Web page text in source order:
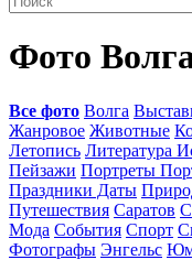
Фото
Все фото Волга
Жанровое Животные
Летопись Литература
Пейзажи Портреты
Праздники Даты
Путешествия Саратов
Мода События Спорт
Фотографы Энгельс